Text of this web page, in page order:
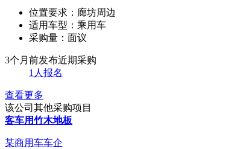
位置要求： 廊坊周边
适用车型： 乘用车
采购量： 面议
3个月前发布近期采购
1人报名
查看更多
该公司其他采购项目
客车用竹木地板
某商用车车企